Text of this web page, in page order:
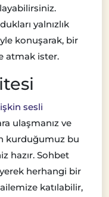
yalnızlık
konuşarak, bir
atmak ister.
sesli
ulaşmanız ve
kurduğumuz bu
hazır. Sohbet
herhangi bir
katılabilir,